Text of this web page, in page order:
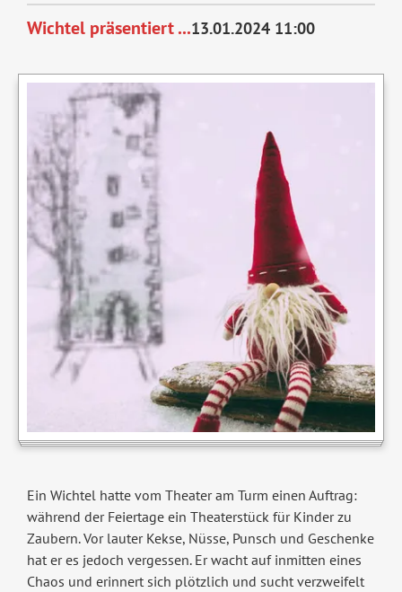
einmal
....
Wichtel präsentiert ...13.01.2024 11:00
Ein Wichtel hatte vom Theater am Turm einen Auftrag:
während der Feiertage ein Theaterstück für Kinder zu
Zaubern. Vor lauter Kekse, Nüsse, Punsch und Geschenke
hat er es jedoch vergessen. Er wacht auf inmitten eines
Chaos und erinnert sich plötzlich und sucht verzweifelt